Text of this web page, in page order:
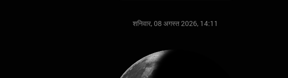
शनिवार, 08 अगस्त 2026, 14:11